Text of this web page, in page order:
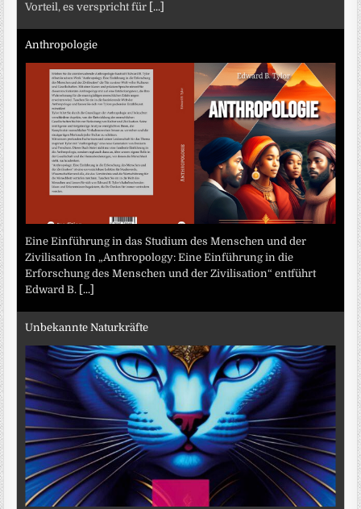
Vorteil, es verspricht für [...]
Anthropologie
Eine Einführung in das Studium des Menschen und der
Zivilisation In „Anthropology: Eine Einführung in die
Erforschung des Menschen und der Zivilisation“ entführt
Edward B. [...]
Unbekannte Naturkräfte